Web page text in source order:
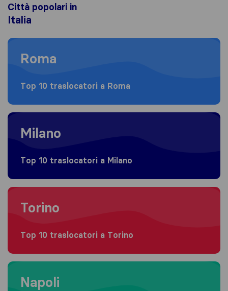
Città popolari in
Italia
Moving to Roma
Roma
Top 10 traslocatori a Roma
Moving to Milano
Milano
Top 10 traslocatori a Milano
Moving to Torino
Torino
Top 10 traslocatori a Torino
Moving to Napoli
Napoli